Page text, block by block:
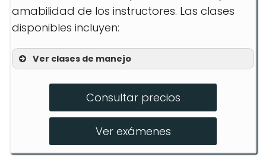
amabilidad de los instructores. Las clases
disponibles incluyen:
Ver clases de manejo
Consultar precios
Ver exámenes